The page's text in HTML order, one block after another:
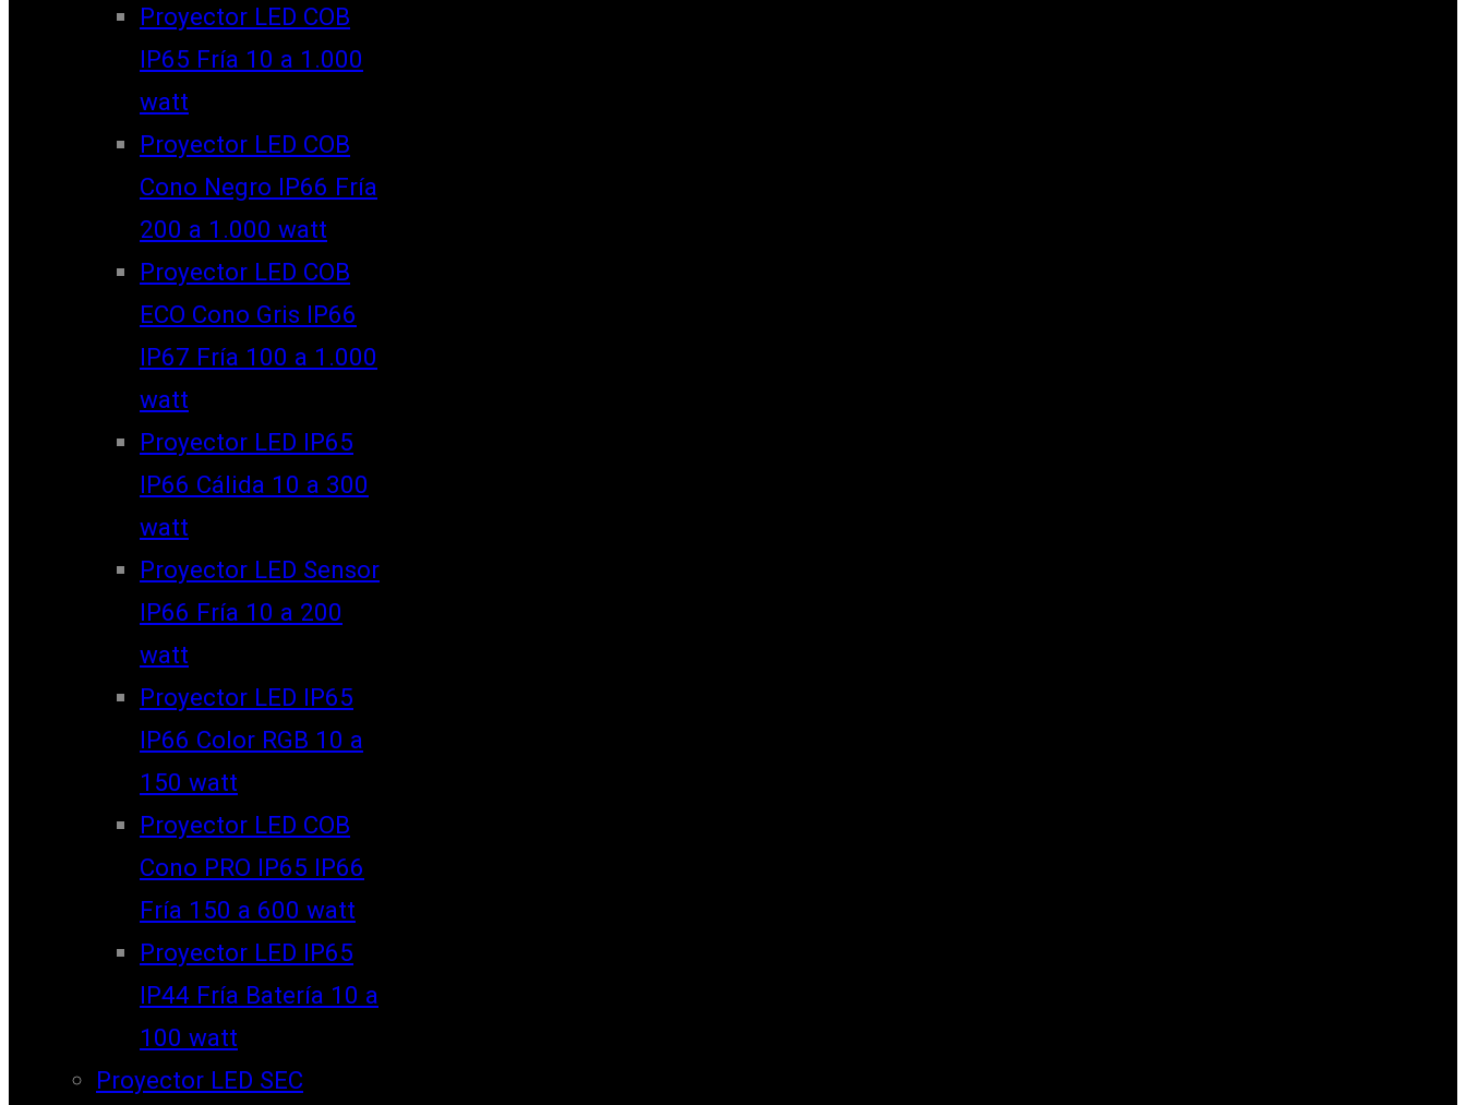
Proyector LED COB
IP65 Fría 10 a 1.000
watt
Proyector LED COB
Cono Negro IP66 Fría
200 a 1.000 watt
Proyector LED COB
ECO Cono Gris IP66
IP67 Fría 100 a 1.000
watt
Proyector LED IP65
IP66 Cálida 10 a 300
watt
Proyector LED Sensor
IP66 Fría 10 a 200
watt
Proyector LED IP65
IP66 Color RGB 10 a
150 watt
Proyector LED COB
Cono PRO IP65 IP66
Fría 150 a 600 watt
Proyector LED IP65
IP44 Fría Batería 10 a
100 watt
Proyector LED SEC